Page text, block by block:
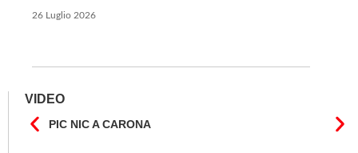
26 Luglio 2026
VIDEO
PIC NIC A CARONA
IL